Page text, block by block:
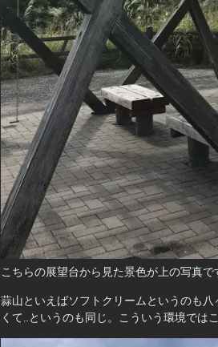
こちらの展望台から見た景色が上の写真で
蒜山といえばソフトクリームというのも
くて…というのも同じ。こういう環境では